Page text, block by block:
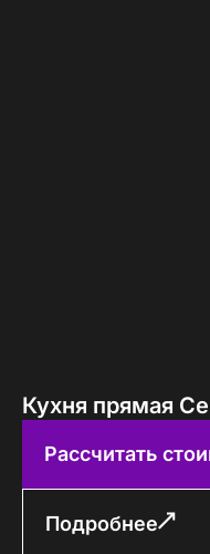
Кухня прямая
Рассчитать
Подробнее